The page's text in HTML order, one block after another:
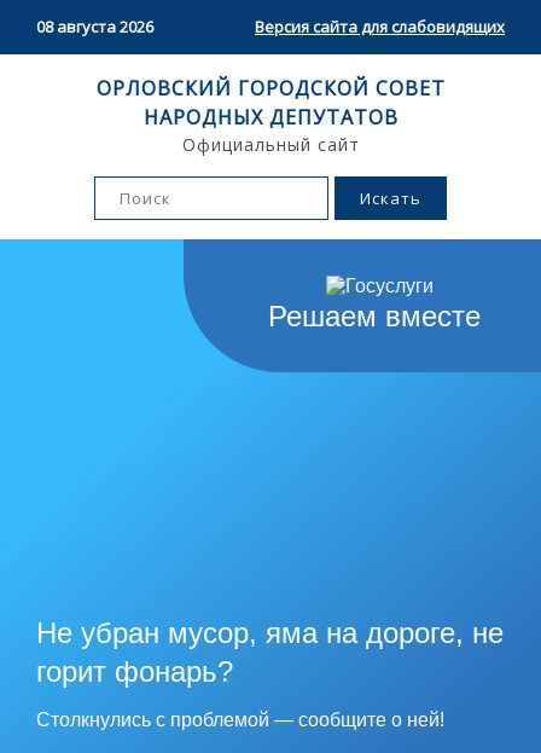
08 августа 2026 Версия сайта для слабовидящих
ОРЛОВСКИЙ ГОРОДСКОЙ СОВЕТ
НАРОДНЫХ ДЕПУТАТОВ
Официальный сайт
Решаем вместе
Не убран мусор, яма на дороге, не
горит фонарь?
Столкнулись с проблемой — сообщите о ней!